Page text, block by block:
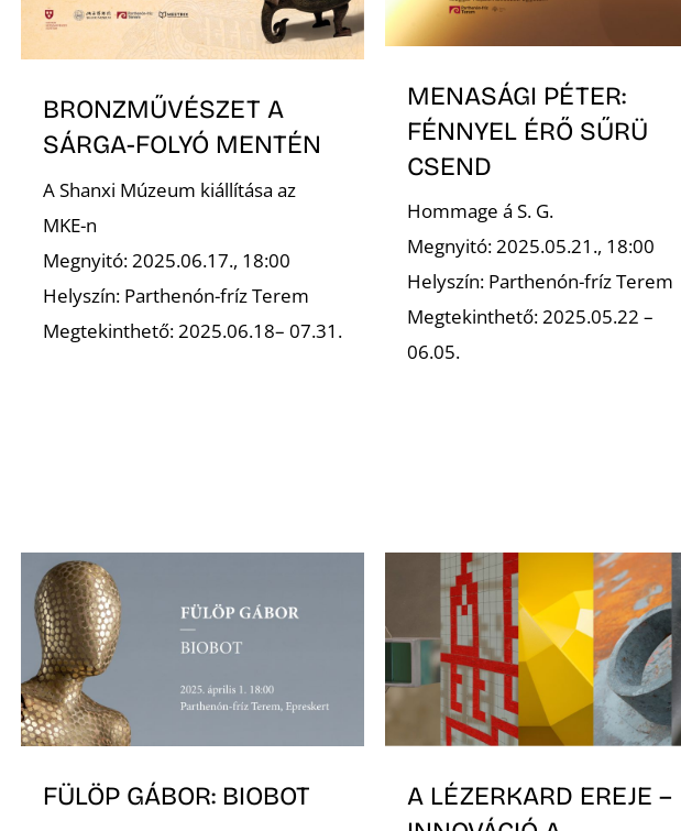
BRONZMŰVÉSZET A
SÁRGA-FOLYÓ MENTÉN
A Shanxi Múzeum kiállítása az
MKE-n
Megnyitó: 2025.06.17., 18:00
Helyszín: Parthenón-fríz Terem
Megtekinthető: 2025.06.18– 07.31.
MENASÁGI PÉTER:
FÉNNYEL ÉRŐ SŰRÜ
CSEND
Hommage á S. G.
Megnyitó: 2025.05.21., 18:00
Helyszín: Parthenón-fríz Terem
Megtekinthető: 2025.05.22 –
06.05.
FÜLÖP GÁBOR: BIOBOT
A LÉZERKARD EREJE –